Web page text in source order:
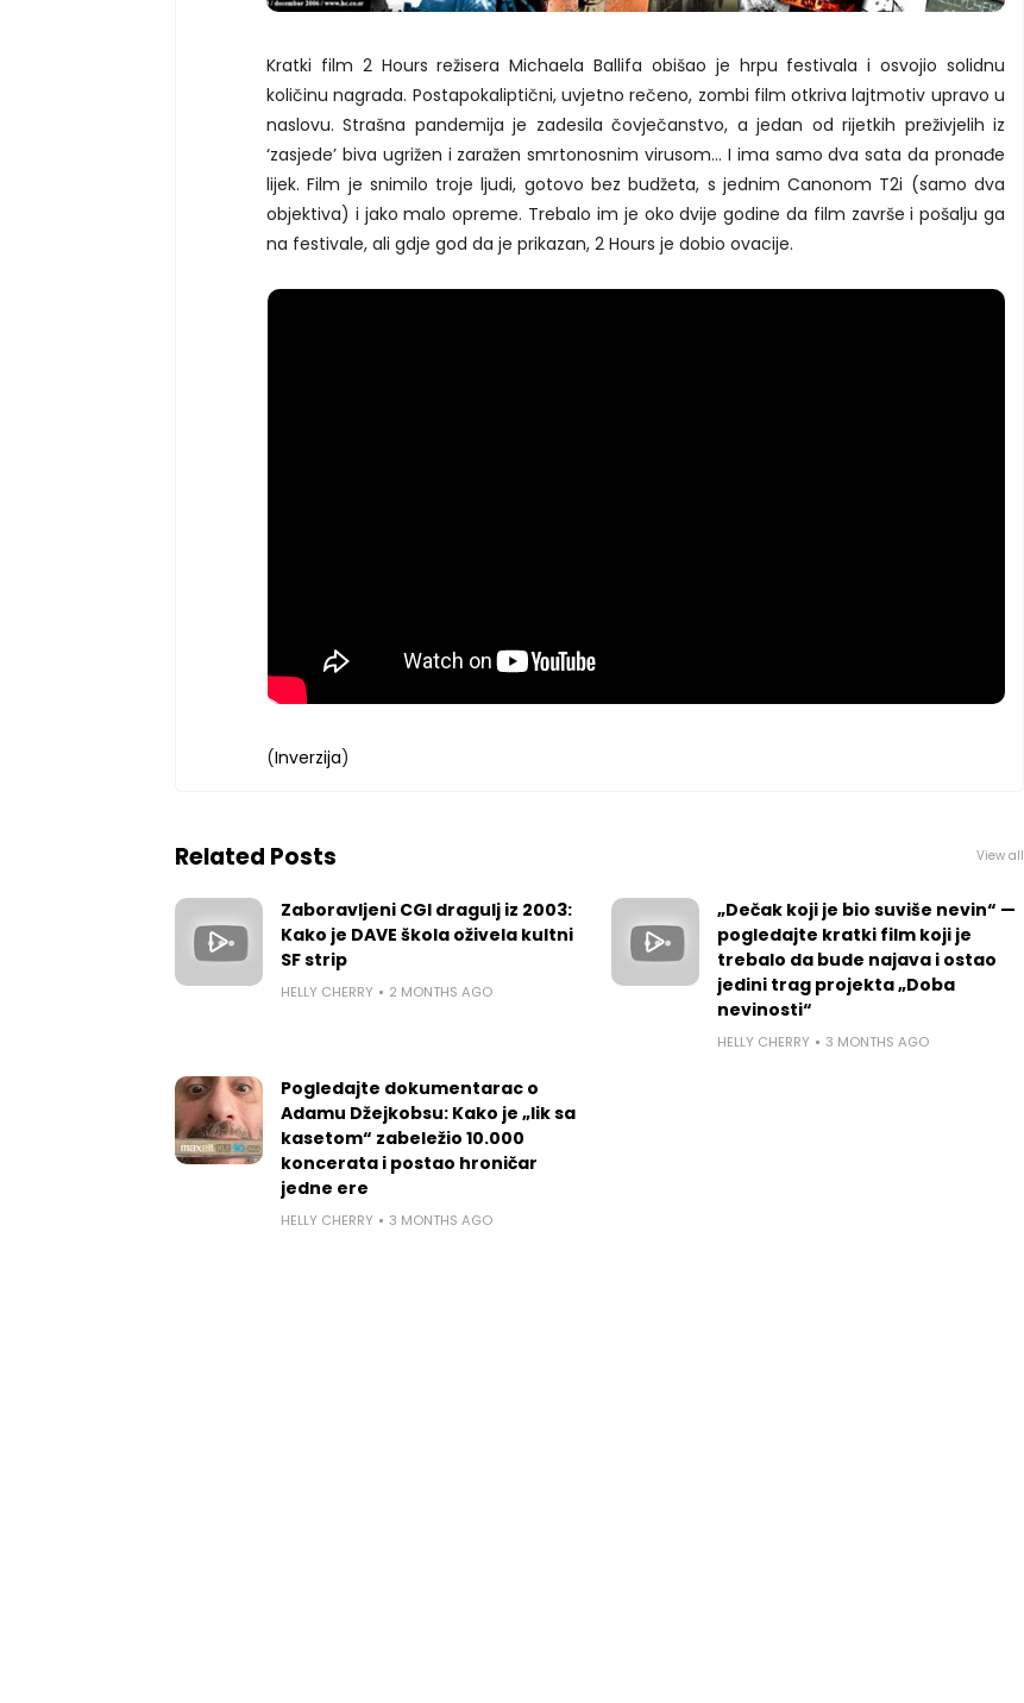
Kratki film 2 Hours režisera Michaela Ballifa obišao je hrpu festivala i osvojio solidnu
količinu nagrada. Postapokaliptični, uvjetno rečeno, zombi film otkriva lajtmotiv upravo u
naslovu. Strašna pandemija je zadesila čovječanstvo, a jedan od rijetkih preživjelih iz
‘zasjede’ biva ugrižen i zaražen smrtonosnim virusom… I ima samo dva sata da pronađe
lijek. Film je snimilo troje ljudi, gotovo bez budžeta, s jednim Canonom T2i (samo dva
objektiva) i jako malo opreme. Trebalo im je oko dvije godine da film završe i pošalju ga
na festivale, ali gdje god da je prikazan, 2 Hours je dobio ovacije.
(Inverzija)
Related Posts View all
Zaboravljeni CGI dragulj iz 2003:
Kako je DAVE škola oživela kultni
SF strip
HELLY CHERRY 2 MONTHS AGO
„Dečak koji je bio suviše nevin“ —
pogledajte kratki film koji je
trebalo da bude najava i ostao
jedini trag projekta „Doba
nevinosti“
HELLY CHERRY 3 MONTHS AGO
Pogledajte dokumentarac o
Adamu Džejkobsu: Kako je „lik sa
kasetom“ zabeležio 10.000
koncerata i postao hroničar
jedne ere
HELLY CHERRY 3 MONTHS AGO